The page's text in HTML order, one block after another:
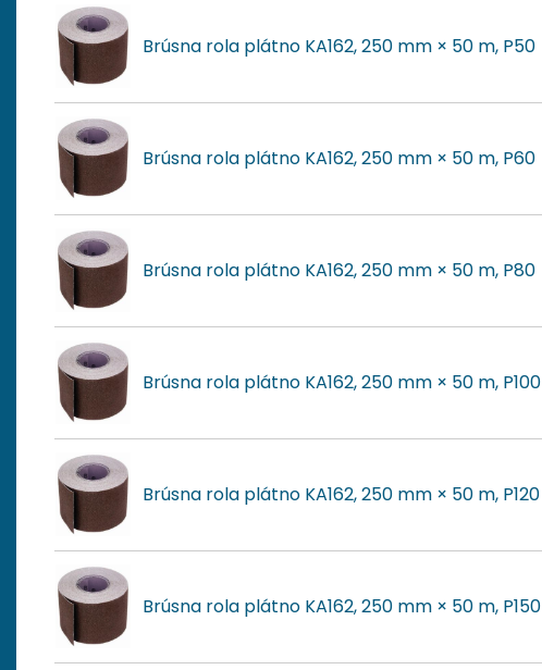
Brúsna rola plátno KA162, 250 mm × 50 m, P50
Brúsna rola plátno KA162, 250 mm × 50 m, P60
Brúsna rola plátno KA162, 250 mm × 50 m, P80
Brúsna rola plátno KA162, 250 mm × 50 m, P100
Brúsna rola plátno KA162, 250 mm × 50 m, P120
Brúsna rola plátno KA162, 250 mm × 50 m, P150